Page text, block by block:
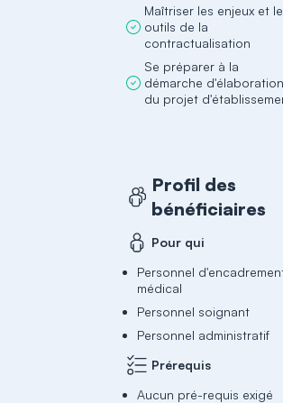
Maîtriser les enjeux et
outils de la
contractualisation
Se préparer à la
démarche
du projet
Profil des
bénéficiaires
Pour qui
Personnel
médical
Personnel soignant
Personnel administratif
Prérequis
Aucun pré-requis exigé